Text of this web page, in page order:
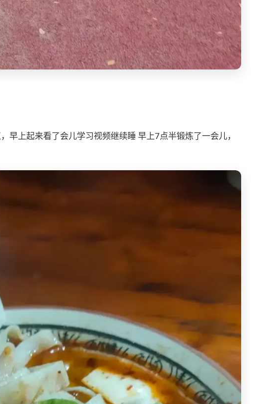
上起来看了会儿学习视频继续睡 早上7点半锻炼了一会儿，